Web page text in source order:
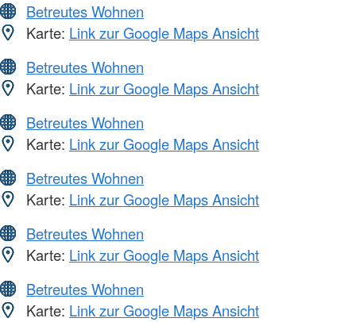
Betreutes Wohnen
Karte: Link zur Google Maps Ansicht
Betreutes Wohnen
Karte: Link zur Google Maps Ansicht
Betreutes Wohnen
Karte: Link zur Google Maps Ansicht
Betreutes Wohnen
Karte: Link zur Google Maps Ansicht
Betreutes Wohnen
Karte: Link zur Google Maps Ansicht
Betreutes Wohnen
Karte: Link zur Google Maps Ansicht